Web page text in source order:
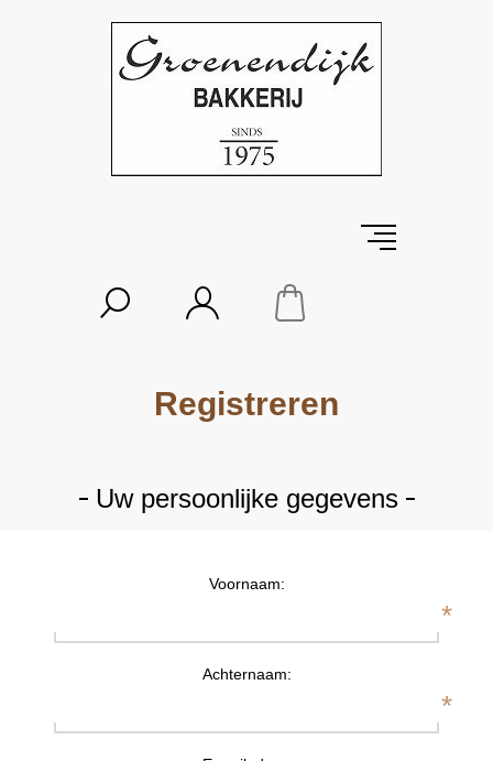
Registreren
Uw persoonlijke gegevens
Voornaam:
*
Achternaam:
*